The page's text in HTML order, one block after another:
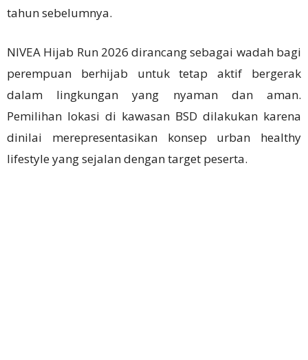
tahun sebelumnya.
NIVEA Hijab Run 2026 dirancang sebagai wadah bagi
perempuan berhijab untuk tetap aktif bergerak
dalam lingkungan yang nyaman dan aman.
Pemilihan lokasi di kawasan BSD dilakukan karena
dinilai merepresentasikan konsep urban healthy
lifestyle yang sejalan dengan target peserta.